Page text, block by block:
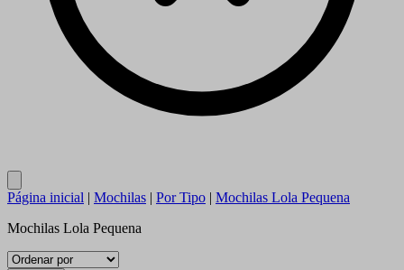
Página inicial | Mochilas | Por Tipo | Mochilas Lola Pequena
Mochilas Lola Pequena